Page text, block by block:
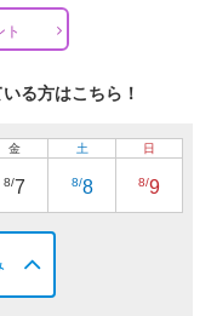
ト
る方はこちら！
金
8/7
土
8/8
日
8/9